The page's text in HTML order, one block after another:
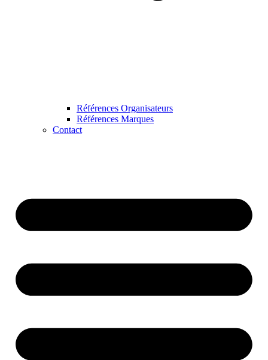
Références Organisateurs
Références Marques
Contact